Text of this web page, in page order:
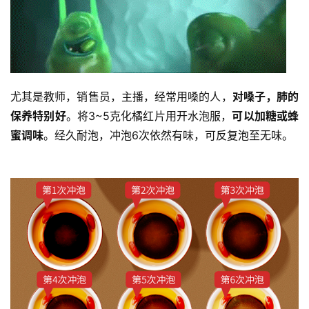
尤其是教师，销售员，主播，经常用嗓的人， 对嗓子，肺的
保养特别好。将3~5克化橘红片用开水泡服，可以加糖或蜂
蜜调味。经久耐泡，冲泡6次依然有味，可反复泡至无味。